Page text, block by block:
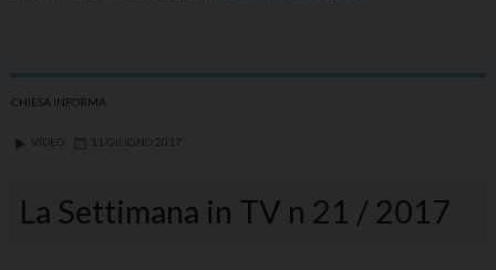
CHIESA INFORMA
VIDEO 11 GIUGNO 2017
La Settimana in TV n 21 / 2017